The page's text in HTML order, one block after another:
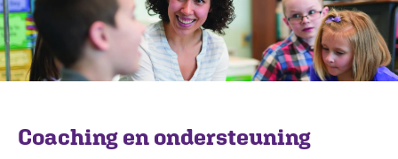
Coaching en ondersteuning